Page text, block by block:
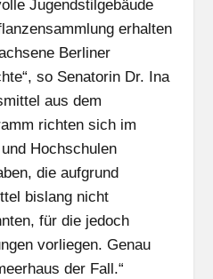
Jugendstilgebäude
erhalten
Berliner
so Senatorin Dr. Ina
aus dem
richten sich im
Hochschulen
die aufgrund
bislang nicht
für die jedoch
vorliegen. Genau
der Fall.“